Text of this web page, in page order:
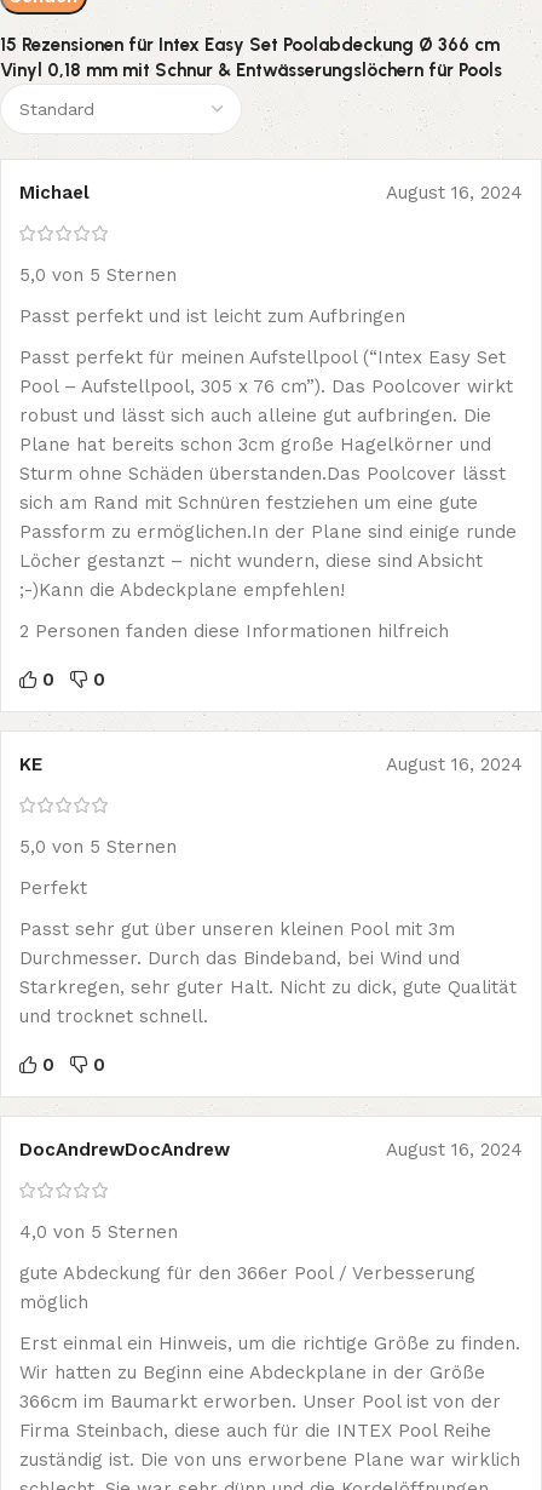
15 Rezensionen für Intex Easy Set Poolabdeckung Ø 366 cm
Vinyl 0,18 mm mit Schnur & Entwässerungslöchern für Pools
Michael August 16, 2024
5,0 von 5 Sternen
Passt perfekt und ist leicht zum Aufbringen
Passt perfekt für meinen Aufstellpool (“Intex Easy Set
Pool – Aufstellpool, 305 x 76 cm”). Das Poolcover wirkt
robust und lässt sich auch alleine gut aufbringen. Die
Plane hat bereits schon 3cm große Hagelkörner und
Sturm ohne Schäden überstanden.Das Poolcover lässt
sich am Rand mit Schnüren festziehen um eine gute
Passform zu ermöglichen.In der Plane sind einige runde
Löcher gestanzt – nicht wundern, diese sind Absicht
;-)Kann die Abdeckplane empfehlen!
2 Personen fanden diese Informationen hilfreich
0 0
KE August 16, 2024
5,0 von 5 Sternen
Perfekt
Passt sehr gut über unseren kleinen Pool mit 3m
Durchmesser. Durch das Bindeband, bei Wind und
Starkregen, sehr guter Halt. Nicht zu dick, gute Qualität
und trocknet schnell.
0 0
DocAndrewDocAndrew August 16, 2024
4,0 von 5 Sternen
gute Abdeckung für den 366er Pool / Verbesserung
möglich
Erst einmal ein Hinweis, um die richtige Größe zu finden.
Wir hatten zu Beginn eine Abdeckplane in der Größe
366cm im Baumarkt erworben. Unser Pool ist von der
Firma Steinbach, diese auch für die INTEX Pool Reihe
zuständig ist. Die von uns erworbene Plane war wirklich